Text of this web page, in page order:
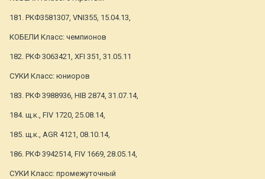
181. РКФ3581307, VNI355, 15.04.13,
КОБЕЛИ Класс: чемпионов
182. РКФ 3063421, XFI 351, 31.05.11
СУКИ Класс: юниоров
183. РКФ 3988936, HIB 2874, 31.07.14,
184. щ.к., FIV 1720, 25.08.14,
185. щ.к., AGR 4121, 08.10.14,
186. РКФ 3942514, FIV 1669, 28.05.14,
СУКИ Класс: промежуточный